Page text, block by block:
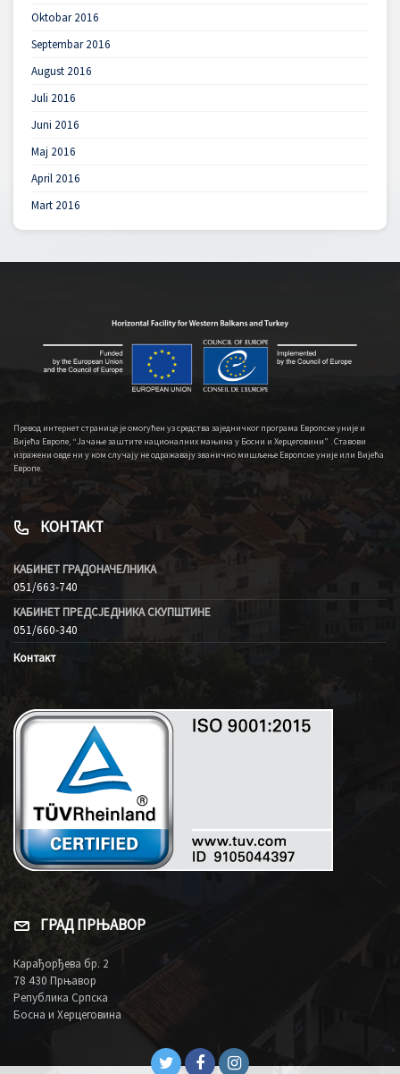
Oktobar 2016
Septembar 2016
August 2016
Juli 2016
Juni 2016
Maj 2016
April 2016
Mart 2016
Превод интернет странице је омогућен уз средства заједничког програма Европске уније и
Вијећа Европе, “Јачање заштите националних мањина у Босни и Херцеговини” . Ставови
изражени овде ни у ком случају не одражавају званично мишљење Европске уније или Вијећа
Европе.
КОНТАКТ
КАБИНЕТ ГРАДОНАЧЕЛНИКА
051/663-740
КАБИНЕТ ПРЕДСЈЕДНИКА СКУПШТИНЕ
051/660-340
Контакт
ГРАД ПРЊАВОР
Карађорђева бр. 2
78 430 Прњавор
Република Српска
Босна и Херцеговина